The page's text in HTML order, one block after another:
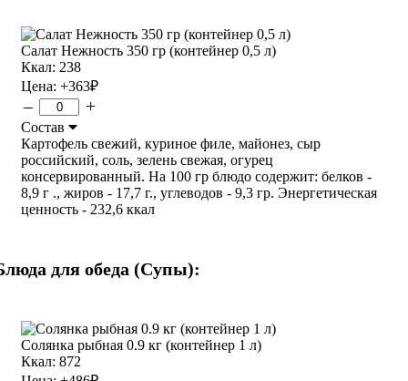
Салат Нежность 350 гр (контейнер 0,5 л)
Ккал: 238
Цена: +363₽
– +
Состав
Картофель свежий, куриное филе, майонез, сыр
российский, соль, зелень свежая, огурец
консервированный. На 100 гр блюдо содержит: белков -
8,9 г ., жиров - 17,7 г., углеводов - 9,3 гр. Энергетическая
ценность - 232,6 ккал
для обеда (Супы):
Солянка рыбная 0.9 кг (контейнер 1 л)
Ккал: 872